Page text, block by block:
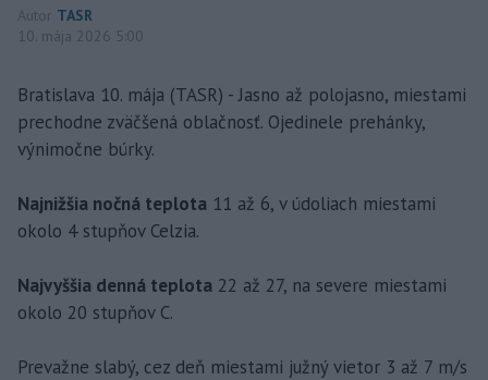
Autor TASR
10. mája 2026 5:00
Bratislava 10. mája (TASR) - Jasno až polojasno, miestami
prechodne zväčšená oblačnosť. Ojedinele prehánky,
výnimočne búrky.
Najnižšia nočná teplota 11 až 6, v údoliach miestami
okolo 4 stupňov Celzia.
Najvyššia denná teplota 22 až 27, na severe miestami
okolo 20 stupňov C.
Prevažne slabý, cez deň miestami južný vietor 3 až 7 m/s